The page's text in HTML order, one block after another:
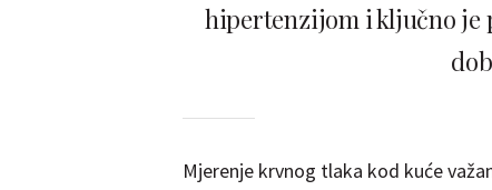
hipertenzijom i ključno je
Mjerenje krvnog tlaka kod kuće